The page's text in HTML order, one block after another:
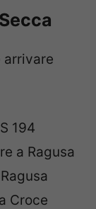
arrivare
194
a Ragusa
Croce